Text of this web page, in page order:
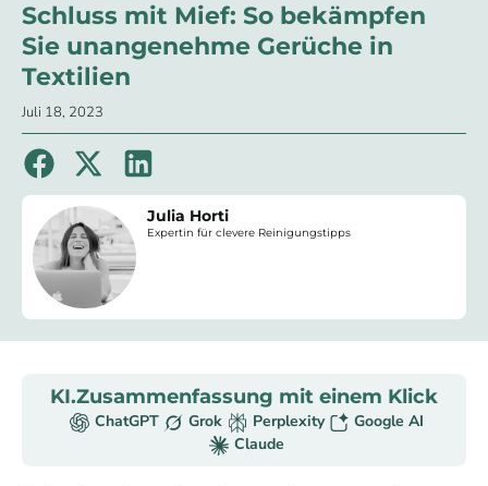
Schluss mit Mief: So bekämpfen
Sie unangenehme Gerüche in
Textilien
Juli 18, 2023
Julia Horti
Expertin für clevere Reinigungstipps
KI.Zusammenfassung mit einem Klick
ChatGPT Grok Perplexity
Google AI
Claude